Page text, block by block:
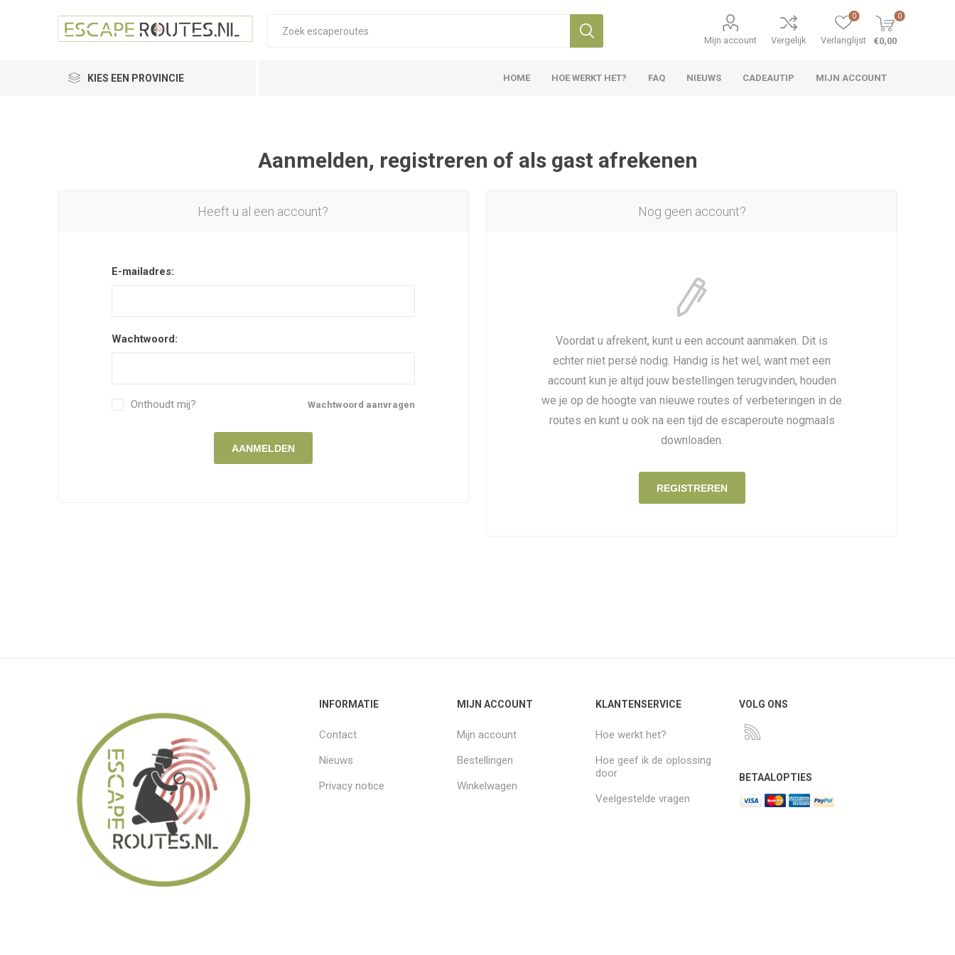
Mijn account Vergelijk Verlanglijst
0 0
€0,00
KIES EEN PROVINCIE HOME HOE WERKT HET? FAQ NIEUWS CADEAUTIP MIJN ACCOUNT
Aanmelden, registreren of als gast afrekenen
Nog geen account?
Voordat u afrekent, kunt u een account aanmaken. Dit is
echter niet persé nodig. Handig is het wel, want met een
account kun je altijd jouw bestellingen terugvinden, houden
we je op de hoogte van nieuwe routes of verbeteringen in de
routes en kunt u ook na een tijd de escaperoute nogmaals
downloaden.
REGISTREREN
Heeft u al een account?
E-mailadres:
Wachtwoord:
Wachtwoord aanvragen
Onthoudt mij?
AANMELDEN
INFORMATIE
Contact
Nieuws
Privacy notice
MIJN ACCOUNT
Mijn account
Bestellingen
Winkelwagen
KLANTENSERVICE
Hoe werkt het?
Hoe geef ik de oplossing
door
Veelgestelde vragen
VOLG ONS
BETAALOPTIES